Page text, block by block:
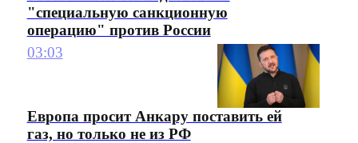
"специальную санкционную
операцию" против России
03:03
Европа просит Анкару поставить ей
газ, но только не из РФ